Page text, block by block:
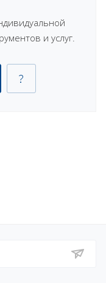
и услуг.